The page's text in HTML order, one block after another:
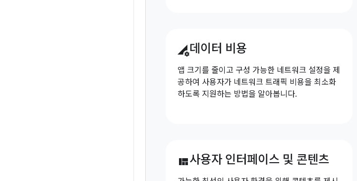
perm_data_setting데이터 비용
앱 크기를 줄이고 구성 가능한 네트워크 설정을 제
공하여 사용자가 네트워크 트래픽 비용을 최소화
하도록 지원하는 방법을 알아봅니다.
view_quilt사용자 인터페이스 및 콘텐츠